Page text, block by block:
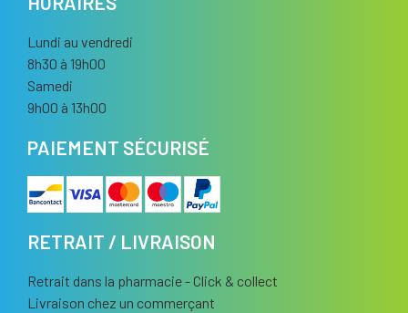
Lundi au vendredi
8h30 à 19h00
Samedi
9h00 à 13h00
PAIEMENT SÉCURISÉ
RETRAIT / LIVRAISON
Retrait dans la pharmacie - Click & collect
Livraison chez un commerçant